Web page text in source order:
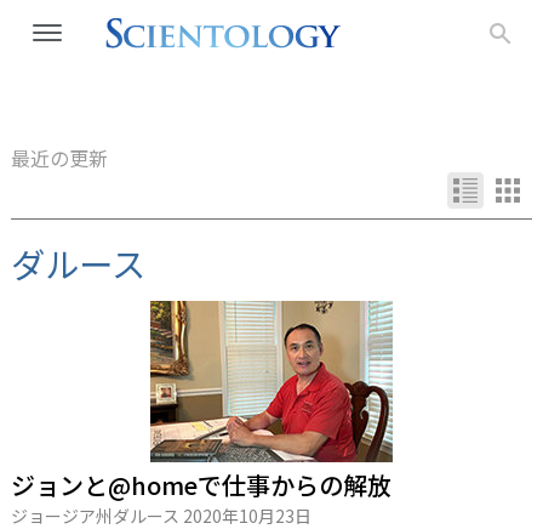
最近の更新
ダルース
ジョンと@homeで仕事からの解放
ジョージア州ダルース 2020年10月23日